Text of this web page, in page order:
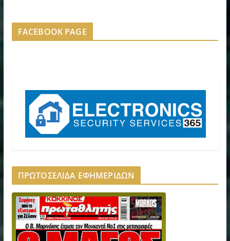
FACEBOOK PAGE
ΠΡΩΤΟΣΕΛΙΔΑ ΕΦΗΜΕΡΙΔΩΝ